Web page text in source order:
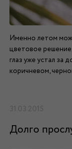
Именно летом
цветовое
глаз уже устал за
коричневом,
31.03.2015
Долго